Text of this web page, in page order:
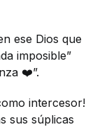
ese Dios que
imposible”
❤️”.
intercesor!
sus súplicas